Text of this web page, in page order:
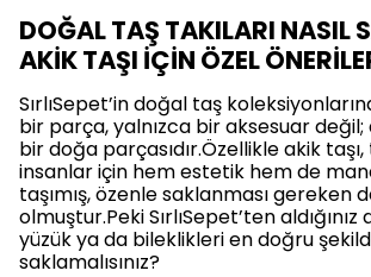
DOĞAL TAŞ TAKILARI NASIL
AKİK TAŞI İÇİN ÖZEL
SırlıSepet’in doğal taş
bir parça, yalnızca bir aksesuar değil;
bir doğa parçasıdır.Özellikle akik
insanlar için hem estetik hem de
taşımış, özenle saklanması gereken
olmuştur.Peki SırlıSepet’ten aldığınız
yüzük ya da bileklikleri en doğru
saklamalısınız?